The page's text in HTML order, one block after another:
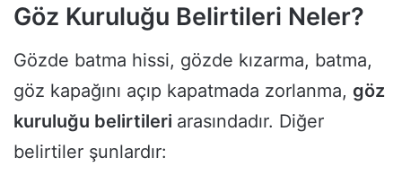
Göz Kuruluğu Belirtileri Neler?
Gözde batma hissi, gözde kızarma, batma,
göz kapağını açıp kapatmada zorlanma, göz
kuruluğu belirtileri arasındadır. Diğer
belirtiler şunlardır: